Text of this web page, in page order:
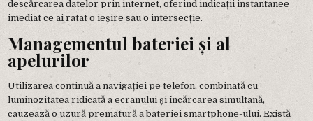
descărcarea datelor prin internet, oferind indicații instantanee
imediat ce ai ratat o ieșire sau o intersecție.
Managementul bateriei și al
apelurilor
Utilizarea continuă a navigației pe telefon, combinată cu
luminozitatea ridicată a ecranului și încărcarea simultană,
cauzează o uzură prematură a bateriei smartphone-ului. Există